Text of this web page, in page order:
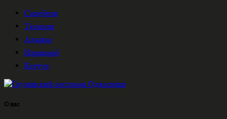
Сацебели
Ткемали
Аджика
Наршараб
Кетчуп
О нас